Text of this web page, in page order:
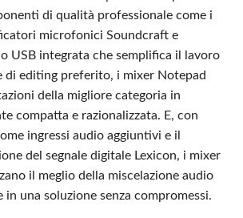
di qualità professionale come i
microfonici Soundcraft e
USB integrata che semplifica il lavoro
di editing preferito, i mixer Notepad
della migliore categoria in
compatta e razionalizzata. E, con
ingressi audio aggiuntivi e il
del segnale digitale Lexicon, i mixer
il meglio della miscelazione audio
in una soluzione senza compromessi.